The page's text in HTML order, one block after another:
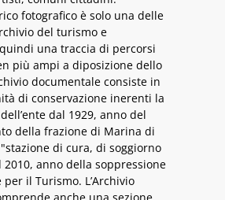
fotografico è solo una delle
del turismo e
una traccia di percorsi
più ampi a diposizione dello
documentale consiste in
di conservazione inerenti la
dal 1929, anno del
della frazione di Marina di
di cura, di soggiorno
anno della soppressione
il Turismo. L’Archivio